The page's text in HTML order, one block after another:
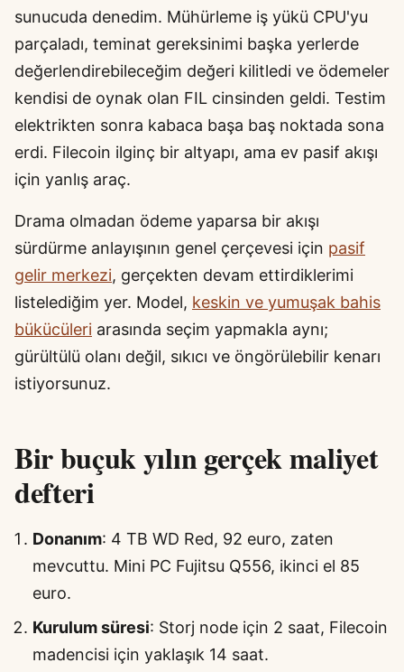
sunucuda denedim. Mühürleme iş yükü CPU'yu
parçaladı, teminat gereksinimi başka yerlerde
değerlendirebileceğim değeri kilitledi ve ödemeler
kendisi de oynak olan FIL cinsinden geldi. Testim
elektrikten sonra kabaca başa baş noktada sona
erdi. Filecoin ilginç bir altyapı, ama ev pasif akışı
için yanlış araç.
Drama olmadan ödeme yaparsa bir akışı
sürdürme anlayışının genel çerçevesi için pasif
gelir merkezi, gerçekten devam ettirdiklerimi
listelediğim yer. Model, keskin ve yumuşak bahis
bükücüleri arasında seçim yapmakla aynı;
gürültülü olanı değil, sıkıcı ve öngörülebilir kenarı
istiyorsunuz.
Bir buçuk yılın gerçek maliyet
defteri
Donanım: 4 TB WD Red, 92 euro, zaten
mevcuttu. Mini PC Fujitsu Q556, ikinci el 85
euro.
Kurulum süresi: Storj node için 2 saat, Filecoin
madencisi için yaklaşık 14 saat.